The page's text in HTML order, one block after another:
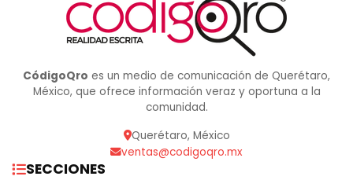
CódigoQro es un medio de comunicación de Querétaro,
México, que ofrece información veraz y oportuna a la
comunidad.
Querétaro, México
ventas@codigoqro.mx
SECCIONES